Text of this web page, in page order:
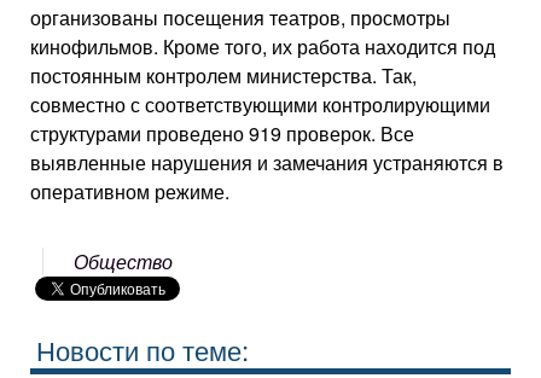
организованы посещения театров, просмотры
кинофильмов. Кроме того, их работа находится под
постоянным контролем министерства. Так,
совместно с соответствующими контролирующими
структурами проведено 919 проверок. Все
выявленные нарушения и замечания устраняются в
оперативном режиме.
Общество
Новости по теме: